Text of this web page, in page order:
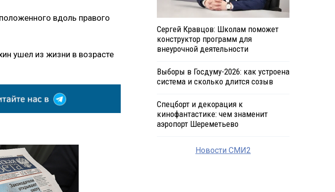
вдоль правого
ушел из жизни в возрасте
Сергей Кравцов: Школам поможет
конструктор программ для
внеурочной деятельности
Выборы в Госдуму-2026: как устроена
система и сколько длится созыв
Спецборт и декорация к
кинофантастике: чем знаменит
аэропорт Шереметьево
Новости СМИ2